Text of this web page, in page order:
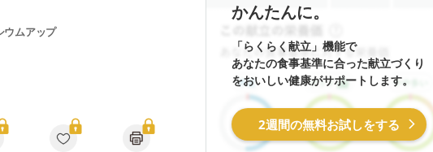
ウムアップ
かんたんに。
「らくらく献立」機能で
あなたの食事基準に合った献立づくり
をおいしい健康がサポートします。
2週間の無料お試しをする